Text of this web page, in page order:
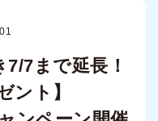
7まで延長！
ント】